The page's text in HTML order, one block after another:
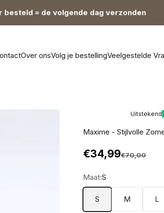
besteld = de volgende dag verzonden
Over onsVolg je bestellingVeelgestelde
Uitstekend
Maxime - Stijlvolle
Aanbiedingsprijs
€34,99Normale prijs
€70,00
Maat:S
S M L